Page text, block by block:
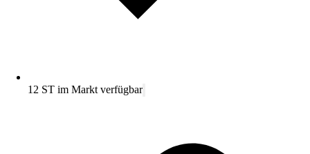
12 ST im Markt verfügbar